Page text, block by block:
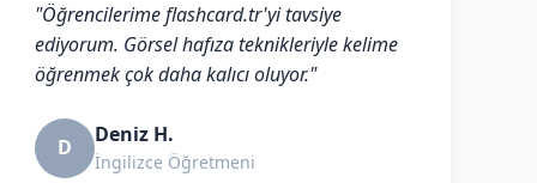
"Öğrencilerime flashcard.tr'yi tavsiye
ediyorum. Görsel hafıza teknikleriyle kelime
öğrenmek çok daha kalıcı oluyor."
D Deniz H.
İngilizce Öğretmeni